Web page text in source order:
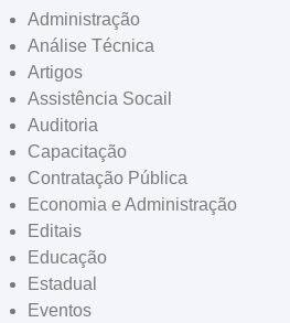
Administração
Análise Técnica
Artigos
Assistência Socail
Auditoria
Capacitação
Contratação Pública
Economia e Administração
Editais
Educação
Estadual
Eventos